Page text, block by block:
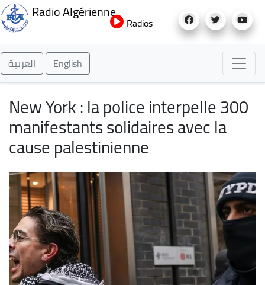
au
Radio Algérienne
Radios
العربية English
New York : la police interpelle 300
manifestants solidaires avec la
cause palestinienne